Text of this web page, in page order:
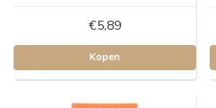
€5,89
Kopen